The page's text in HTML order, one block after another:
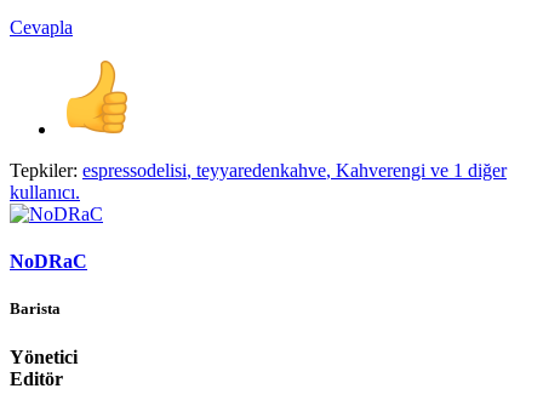
Cevapla
Tepkiler: espressodelisi, teyyaredenkahve, Kahverengi ve 1 diğer
kullanıcı.
NoDRaC
Barista
Yönetici
Editör